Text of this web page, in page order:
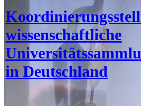
wissenschaftliche
in Deutschland